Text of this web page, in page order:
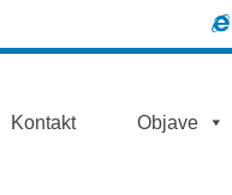
Kontakt Objave